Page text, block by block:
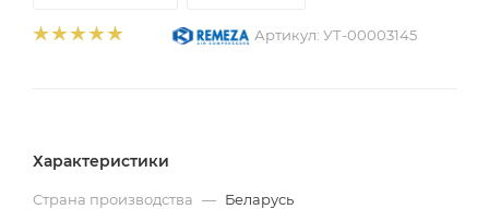
Артикул: УТ-00003145
Характеристики
Страна производства — Беларусь